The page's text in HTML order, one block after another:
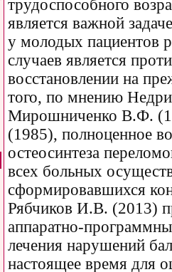
трудоспособного
является важной
у молодых пациентов
случаев является
восстановлении на
того, по мнению
Мирошниченко В.Ф.
(1985), полноценное
остеосинтеза
всех больных
сформировавшихся
Рябчиков И.В. (2013)
аппаратно-
лечения нарушений
настоящее время для